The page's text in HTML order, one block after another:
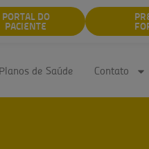
PORTAL DO
PACIENTE
Planos de Saúde Contato